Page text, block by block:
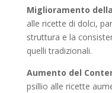
Miglioramento
alle ricette di dolci,
struttura e la
quelli tradizionali.
Aumento del
psillio alle ricette